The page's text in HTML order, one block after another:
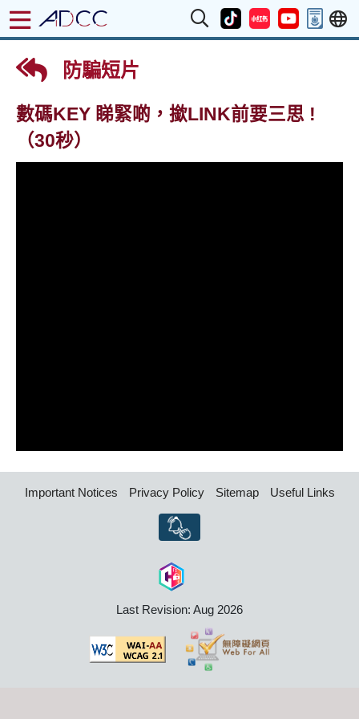
防騙短片
數碼KEY 睇緊啲，撳LINK前要三思 !
（30秒）
Important Notices Privacy Policy Sitemap Useful Links
Last Revision: Aug 2026